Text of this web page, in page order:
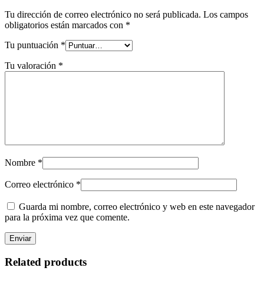
Tu dirección de correo electrónico no será publicada. Los campos
obligatorios están marcados con *
Tu puntuación *
Tu valoración *
Nombre *
Correo electrónico *
Guarda mi nombre, correo electrónico y web en este navegador
para la próxima vez que comente.
Related products